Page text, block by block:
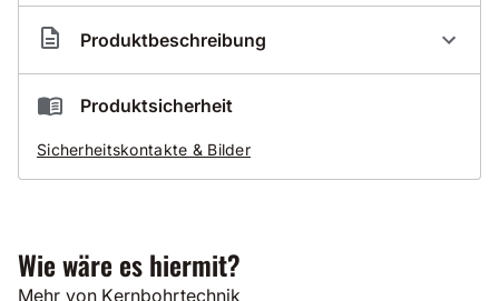
Artikelnummer BK040071
Produktbeschreibung
Nassbohrkrone Typ 040
mit sehr harter Bindung
Die Segmente können auf Wunsch auch genutet
Produktsicherheit
Sicherheitskontakte & Bilder
Wie wäre es hiermit?
Mehr von Kernbohrtechnik